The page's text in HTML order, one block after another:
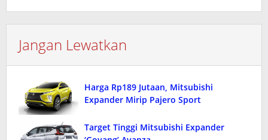
Jangan Lewatkan
Harga Rp189 Jutaan, Mitsubishi
Expander Mirip Pajero Sport
Target Tinggi Mitsubishi Expander